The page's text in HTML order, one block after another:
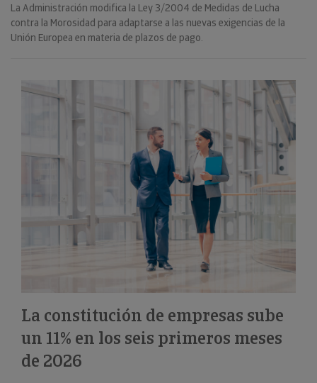
La Administración modifica la Ley 3/2004 de Medidas de Lucha
contra la Morosidad para adaptarse a las nuevas exigencias de la
Unión Europea en materia de plazos de pago.
La constitución de empresas sube
un 11% en los seis primeros meses
de 2026